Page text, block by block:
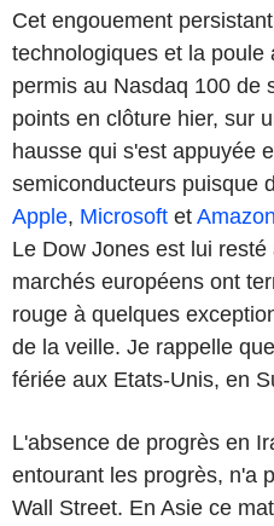
Cet engouement
technologiques et la
permis au Nasdaq 100 de
points en clôture hier, sur
hausse qui s'est appuyée
semiconducteurs puisque
Apple, Microsoft et Amazon
Le Dow Jones est lui
marchés européens ont
rouge à quelques
de la veille. Je rappelle
fériée aux Etats-Unis, en
L'absence de progrès en
entourant les progrès, n'a
Wall Street. En Asie ce